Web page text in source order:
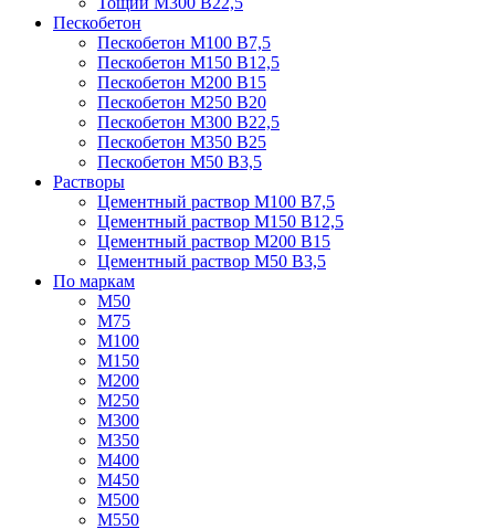
Пескобетон
Пескобетон М100 В7,5
Пескобетон М150 В12,5
Пескобетон М200 В15
Пескобетон М250 В20
Пескобетон М300 В22,5
Пескобетон М350 В25
Пескобетон М50 В3,5
Растворы
Цементный раствор М100 В7,5
Цементный раствор М150 В12,5
Цементный раствор М200 В15
Цементный раствор М50 В3,5
По маркам
М50
М75
М100
М150
М200
М250
М300
М350
М400
М450
М500
М550